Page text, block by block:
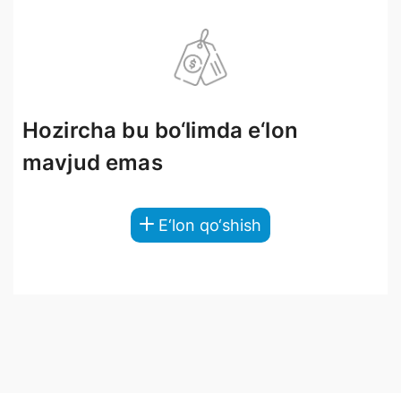
Hozircha bu bo‘limda e‘lon
mavjud emas
E‘lon qo‘shish